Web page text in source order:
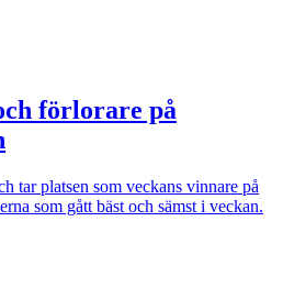
förlorare på
tar platsen som veckans vinnare på
som gått bäst och sämst i veckan.